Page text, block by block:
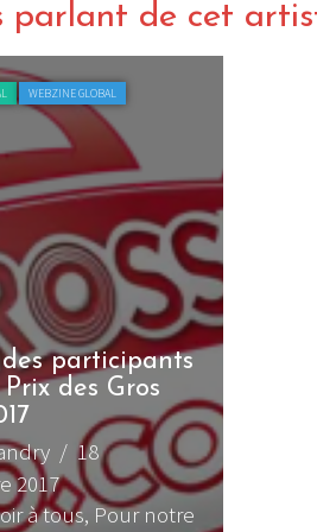
parlant de cet
WEBZINE GLOBAL
participants
des Gros
/ 18
2017
à tous, Pour notre